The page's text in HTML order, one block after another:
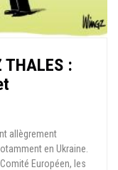
THALES :
allègrement
en Ukraine.
Européen, les